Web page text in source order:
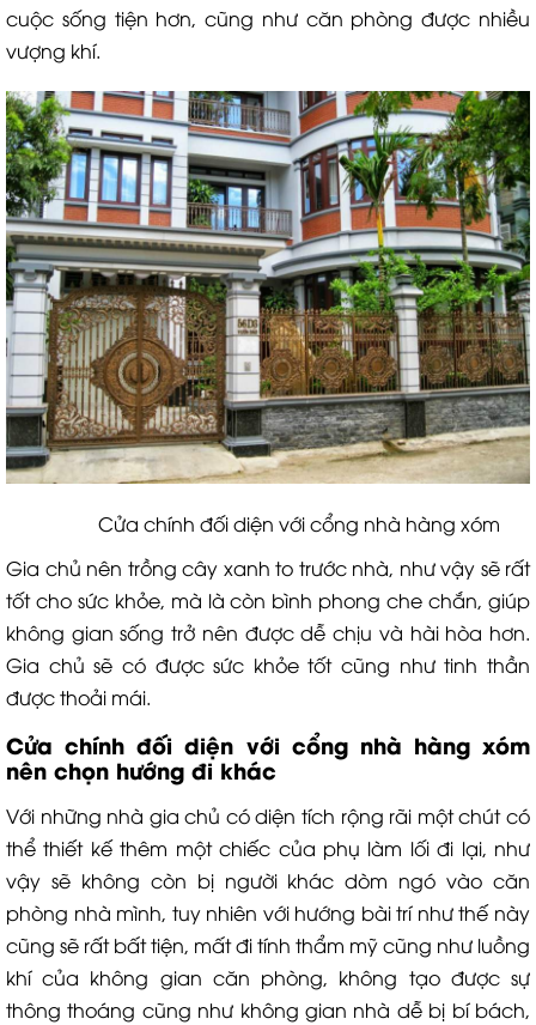
cuộc sống tiện hơn, cũng như căn phòng được nhiều
vượng khí.
Cửa chính đối diện với cổng nhà hàng xóm
Gia chủ nên trồng cây xanh to trước nhà, như vậy sẽ rất
tốt cho sức khỏe, mà là còn bình phong che chắn, giúp
không gian sống trở nên được dễ chịu và hài hòa hơn.
Gia chủ sẽ có được sức khỏe tốt cũng như tinh thần
được thoải mái.
Cửa chính đối diện với cổng nhà hàng xóm
nên chọn hướng đi khác
Với những nhà gia chủ có diện tích rộng rãi một chút có
thể thiết kế thêm một chiếc của phụ làm lối đi lại, như
vậy sẽ không còn bị người khác dòm ngó vào căn
phòng nhà mình, tuy nhiên với hướng bài trí như thế này
cũng sẽ rất bất tiện, mất đi tính thẩm mỹ cũng như luồng
khí của không gian căn phòng, không tạo được sự
thông thoáng cũng như không gian nhà dễ bị bí bách,